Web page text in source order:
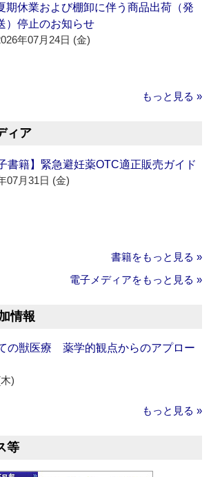
期休業および棚卸に伴う商品出荷（発
）停止のお知らせ
年07月24日 (金)
もっと見る »
ィア
書籍】緊急避妊薬OTC適正販売ガイド
07月31日 (金)
書籍をもっと見る »
電子メディアをもっと見る »
情報
の獣医療 薬学的観点からのアプロー
)
もっと見る »
等